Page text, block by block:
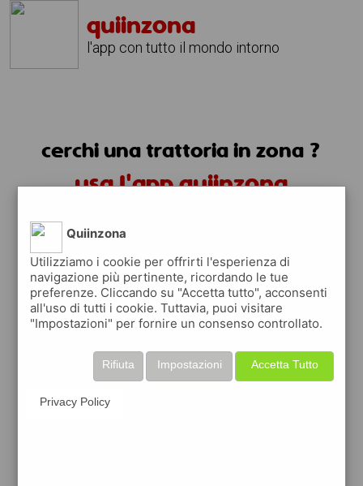
quiinzona
l'app con tutto il mondo intorno
cerchi una trattoria in zona ?
usa l'app quiinzona
trattorie in zona
trovi le trattorie in zona e tutti i posti
dove mangiare vicino a te
Quiinzona
Utilizziamo i cookie per offrirti l'esperienza di
navigazione più pertinente, ricordando le tue
preferenze. Cliccando su "Accetta tutto", acconsenti
all'uso di tutti i cookie. Tuttavia, puoi visitare
"Impostazioni" per fornire un consenso controllato.
Accetta Tutto
Impostazioni
Rifiuta
Privacy Policy